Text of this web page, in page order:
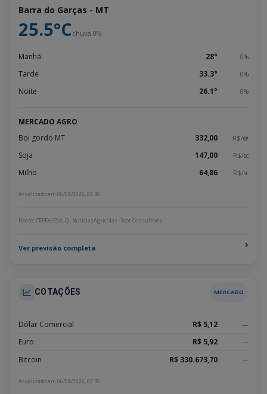
Barra do Garças - MT
25.5°Cchuva 0%
Manhã 28° 0%
Tarde 33.3° 0%
Noite 26.1° 0%
MERCADO AGRO
Boi gordo MT
332,00 R$/@
Soja 147,00 R$/sc
Milho 64,86 R$/sc
Atualizado em 06/08/2026, 02:30
Fonte: CEPEA/ESALQ · NoticiasAgricolas · Scot Consultoria
Ver previsão completa ›
COTAÇÕES MERCADO
Dólar Comercial R$ 5,12 —
Euro R$ 5,92 —
Bitcoin R$ 330.673,70 —
Atualizado em 06/08/2026, 02:30